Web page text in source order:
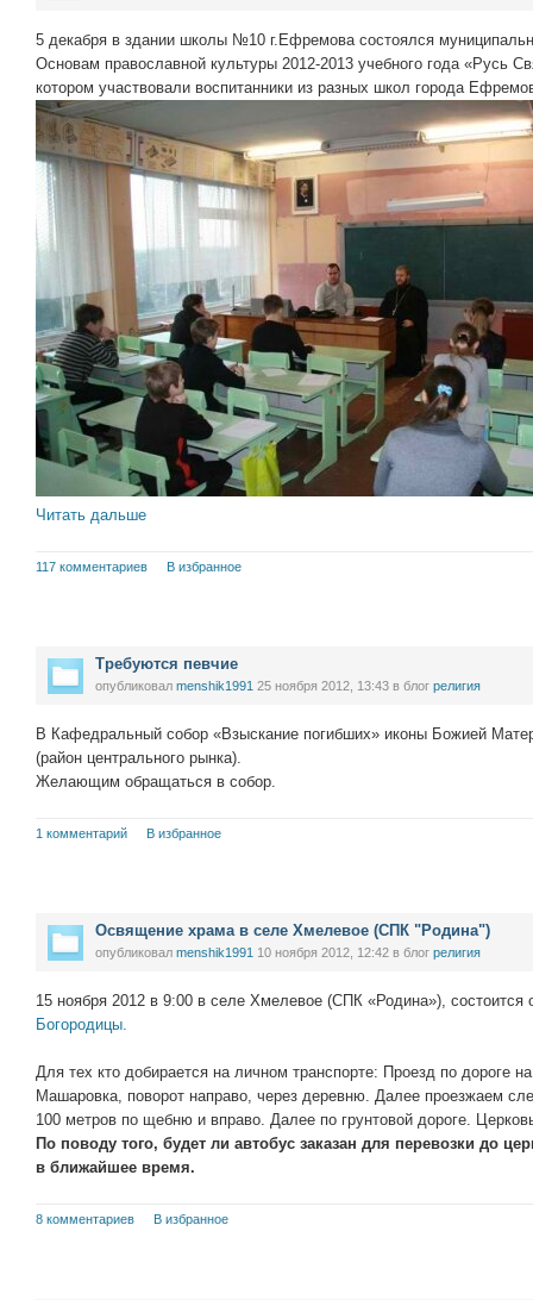
5 декабря в здании школы №10 г.Ефремова состоялся
Основам православной культуры 2012-2013 учебного года «Русь
котором участвовали воспитанники из разных школ города
Читать дальше
117 комментариев В избранное
Требуются певчие
опубликовал menshik1991 25 ноября 2012, 13:43 в блог религия
В Кафедральный собор «Взыскание погибших» иконы Божией
(район центрального рынка).
Желающим обращаться в собор.
1 комментарий В избранное
Освящение храма в селе Хмелевое (СПК "Родина")
опубликовал menshik1991 10 ноября 2012, 12:42 в блог религия
15 ноября 2012 в 9:00 в селе Хмелевое (СПК «Родина»),
Богородицы.
Для тех кто добирается на личном транспорте: Проезд по дороге
Машаровка, поворот направо, через деревню. Далее проезжаем
100 метров по щебню и вправо. Далее по грунтовой дороге.
По поводу того, будет ли автобус заказан для перевозки до
в ближайшее время.
8 комментариев В избранное